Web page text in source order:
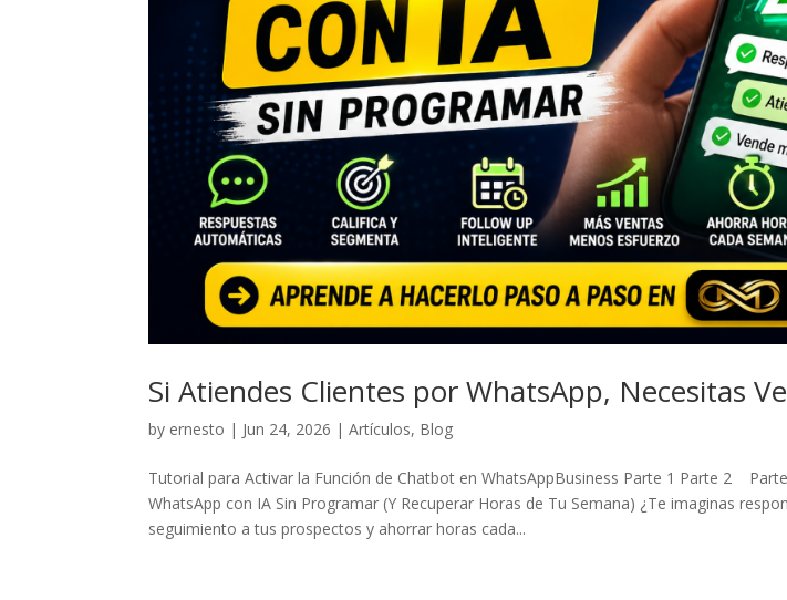
Si Atiendes Clientes por WhatsApp, Necesitas
by ernesto | Jun 24, 2026 |Artículos, Blog
Tutorial para Activar la Función de Chatbot en WhatsAppBusiness Parte 1 Parte 2
WhatsApp con IA Sin Programar (Y Recuperar Horas de Tu Semana) ¿Te imaginas
seguimiento a tus prospectos y ahorrar horas cada...